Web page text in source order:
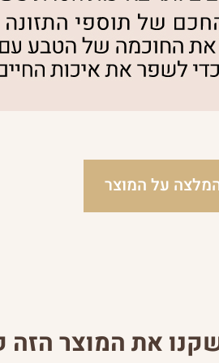
על המוצר
את המוצר הזה